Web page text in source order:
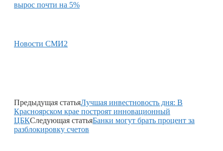
вырос почти на 5%
Новости СМИ2
Предыдущая статьяЛучшая инвестновость дня: В
Красноярском крае построят инновационный
ЦБКСледующая статьяБанки могут брать процент за
разблокировку счетов